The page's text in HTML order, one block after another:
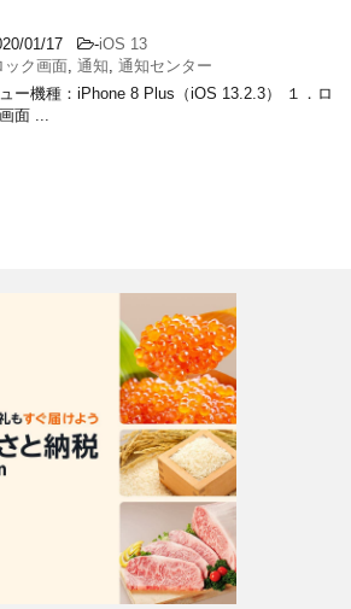
01/17 -iOS 13
ック画面, 通知, 通知センター
ー機種：iPhone 8 Plus（iOS 13.2.3） １．ロ
面 ...